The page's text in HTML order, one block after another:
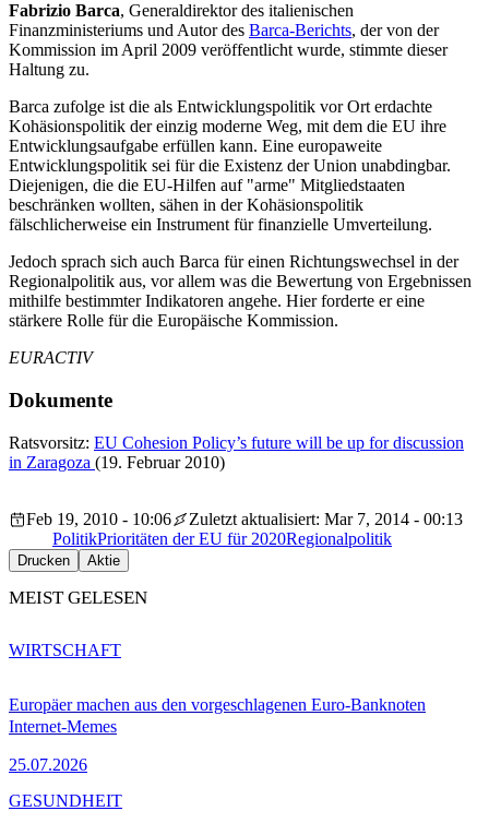
Fabrizio Barca, Generaldirektor des italienischen
Finanzministeriums und Autor des Barca-Berichts, der von der
Kommission im April 2009 veröffentlicht wurde, stimmte dieser
Haltung zu.
Barca zufolge ist die als Entwicklungspolitik vor Ort erdachte
Kohäsionspolitik der einzig moderne Weg, mit dem die EU ihre
Entwicklungsaufgabe erfüllen kann. Eine europaweite
Entwicklungspolitik sei für die Existenz der Union unabdingbar.
Diejenigen, die die EU-Hilfen auf "arme" Mitgliedstaaten
beschränken wollten, sähen in der Kohäsionspolitik
fälschlicherweise ein Instrument für finanzielle Umverteilung.
Jedoch sprach sich auch Barca für einen Richtungswechsel in der
Regionalpolitik aus, vor allem was die Bewertung von Ergebnissen
mithilfe bestimmter Indikatoren angehe. Hier forderte er eine
stärkere Rolle für die Europäische Kommission.
EURACTIV
Dokumente
Ratsvorsitz: EU Cohesion Policy’s future will be up for discussion
in Zaragoza (19. Februar 2010)
Feb 19, 2010 - 10:06
Zuletzt aktualisiert: Mar 7, 2014 - 00:13
PolitikPrioritäten der EU für 2020Regionalpolitik
Drucken Aktie
MEIST GELESEN
Europäer machen aus den vorgeschlagenen Euro-Banknoten
Internet-Memes
25.07.2026
WIRTSCHAFT
GESUNDHEIT